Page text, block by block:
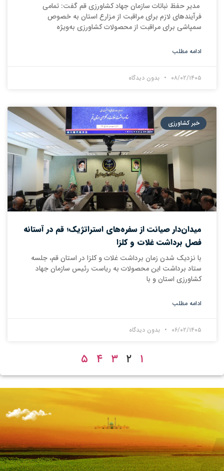
مدیر حفظ نباتات سازمان جهاد کشاورزی قم گفت: تمامی
فرآیندهای لازم برای مراقبت از مزارع استان به خصوص
سمپاشی برای مراقبت از محصولات کشاورزی به‌ویژه
ادامه مطلب
۰۸/۰۲/۱۴۰۵ بدون دیدگاه
خبر کشاورزی
میدان‌دار صیانت از سفره‌های استراتژیک؛ قم در آستانه
فصل برداشت غلات و کلزا
با نزدیک شدن زمان برداشت غلات و کلزا در استان قم، جلسه
ستاد برداشت این محصولات به ریاست رئیس سازمان جهاد
کشاورزی استان و با
ادامه مطلب
۰۶/۰۲/۱۴۰۵ بدون دیدگاه
۱ ۲ ۳ ۴ ۵